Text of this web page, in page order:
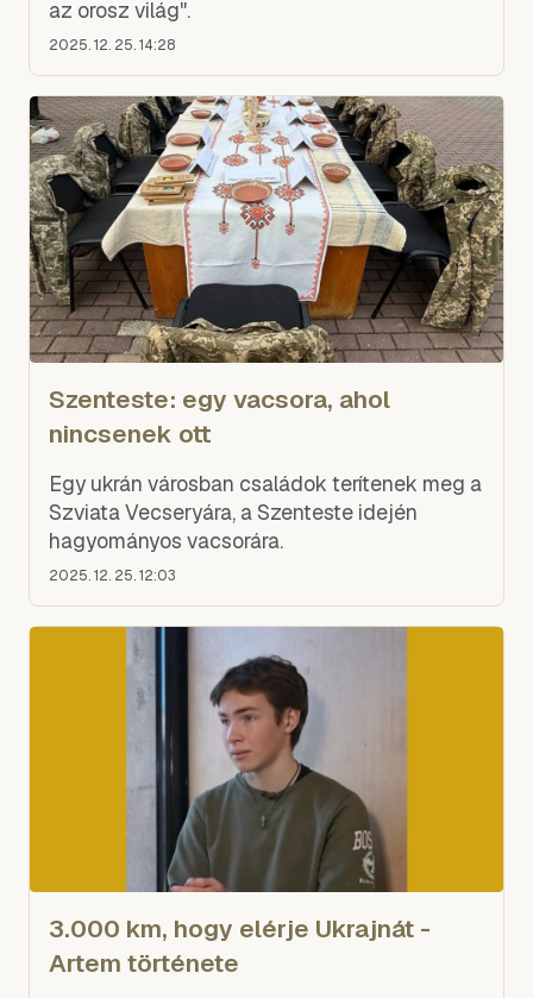
az orosz világ".
2025. 12. 25. 14:28
Szenteste: egy vacsora, ahol
nincsenek ott
Egy ukrán városban családok terítenek meg a
Szviata Vecseryára, a Szenteste idején
hagyományos vacsorára.
2025. 12. 25. 12:03
3.000 km, hogy elérje Ukrajnát -
Artem története